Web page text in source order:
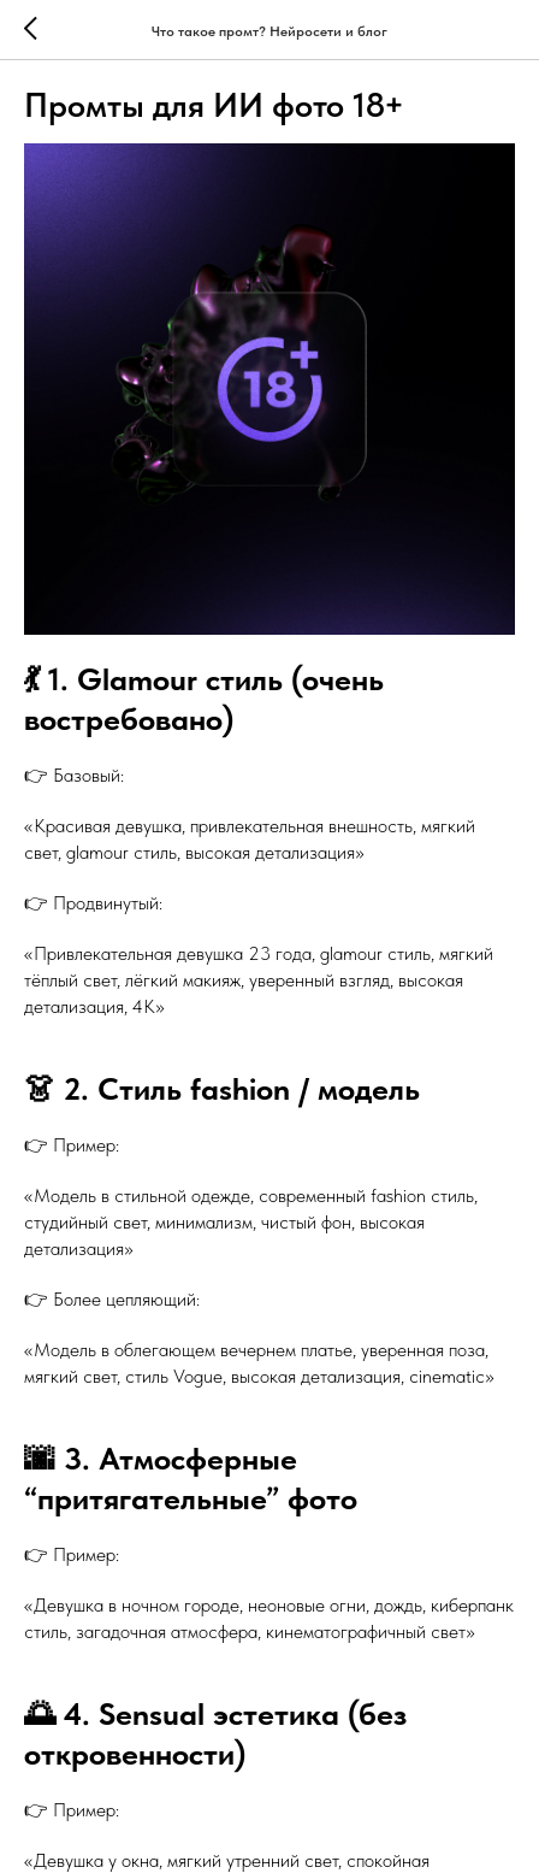
Что такое промт? Нейросети и блог
Промты для ИИ фото 18+
💃 1. Glamour стиль (очень
востребовано)
👉 Базовый:
«Красивая девушка, привлекательная внешность, мягкий
свет, glamour стиль, высокая детализация»
👉 Продвинутый:
«Привлекательная девушка 23 года, glamour стиль, мягкий
тёплый свет, лёгкий макияж, уверенный взгляд, высокая
детализация, 4K»
👗 2. Стиль fashion / модель
👉 Пример:
«Модель в стильной одежде, современный fashion стиль,
студийный свет, минимализм, чистый фон, высокая
детализация»
👉 Более цепляющий:
«Модель в облегающем вечернем платье, уверенная поза,
мягкий свет, стиль Vogue, высокая детализация, cinematic»
🌆 3. Атмосферные
“притягательные” фото
👉 Пример:
«Девушка в ночном городе, неоновые огни, дождь, киберпанк
стиль, загадочная атмосфера, кинематографичный свет»
🌅 4. Sensual эстетика (без
откровенности)
👉 Пример:
«Девушка у окна, мягкий утренний свет, спокойная